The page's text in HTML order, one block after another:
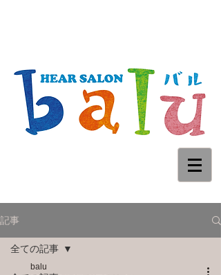
記事
全ての記事
balu